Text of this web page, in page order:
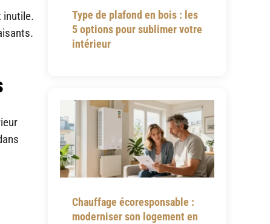
inutile.
Type de plafond en bois : les
5 options pour sublimer votre
intérieur
Chauffage écoresponsable :
moderniser son logement en